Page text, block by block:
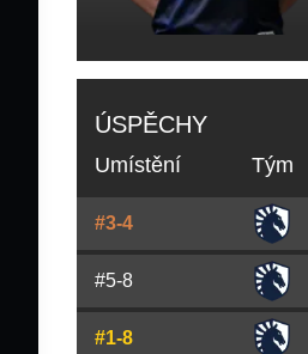
ÚSPĚCHY
Umístění Tým
#3-4
#5-8
#1-8